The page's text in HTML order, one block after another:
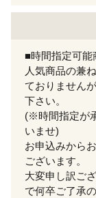
■時間指定可能
人気商品の兼
ておりません
下さい。
(※時間指定が
いませ)
お申込みから
ございます。
大変申し訳ご
で何卒ご了承